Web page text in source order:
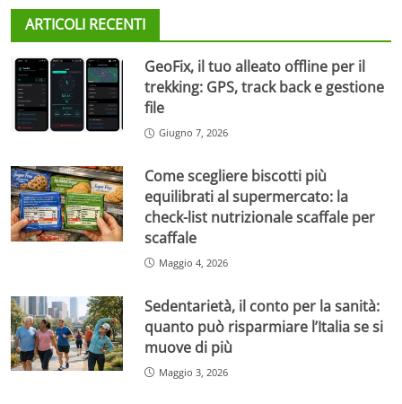
ARTICOLI RECENTI
GeoFix, il tuo alleato offline per il
trekking: GPS, track back e gestione
file
Giugno 7, 2026
Come scegliere biscotti più
equilibrati al supermercato: la
check-list nutrizionale scaffale per
scaffale
Maggio 4, 2026
Sedentarietà, il conto per la sanità:
quanto può risparmiare l’Italia se si
muove di più
Maggio 3, 2026